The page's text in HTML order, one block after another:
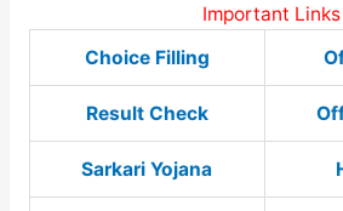
Important Links
Choice Filling
Result Check
Sarkari Yojana